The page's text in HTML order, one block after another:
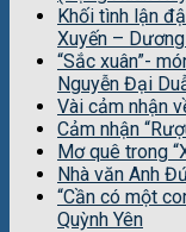
Khối tình lận
Xuyến –
“Sắc xuân”-
Nguyễn Đại
Vài cảm nhận
Cảm nhận
Mơ quê trong
Nhà văn Anh
“Cần có một
Quỳnh Yên